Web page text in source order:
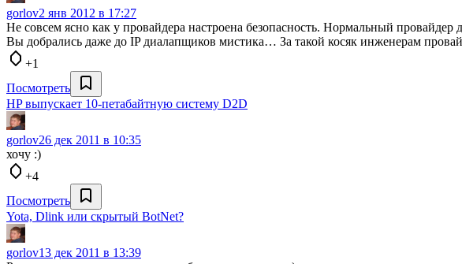
gorlov2 янв 2012 в 17:27
Не совсем ясно как у провайдера настроена безопасность. Нормальный
Вы добрались даже до IP диалапщиков мистика… За такой косяк инженерам
+1
Посмотреть
HP выпускает 10-петабайтную систему D2D
gorlov26 дек 2011 в 10:35
хочу :)
+4
Посмотреть
Yota, Dlink или скрытый BotNet?
gorlov13 дек 2011 в 13:39